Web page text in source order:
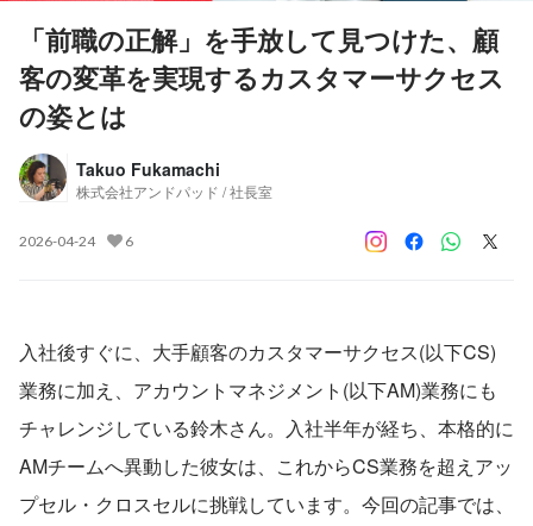
「前職の正解」を手放して見つけた、顧
客の変革を実現するカスタマーサクセス
の姿とは
Takuo Fukamachi
株式会社アンドパッド / 社長室
2026-04-24 6
入社後すぐに、大手顧客のカスタマーサクセス(以下CS)
業務に加え、アカウントマネジメント(以下AM)業務にも
チャレンジしている鈴木さん。入社半年が経ち、本格的に
AMチームへ異動した彼女は、これからCS業務を超えアッ
プセル・クロスセルに挑戦しています。今回の記事では、